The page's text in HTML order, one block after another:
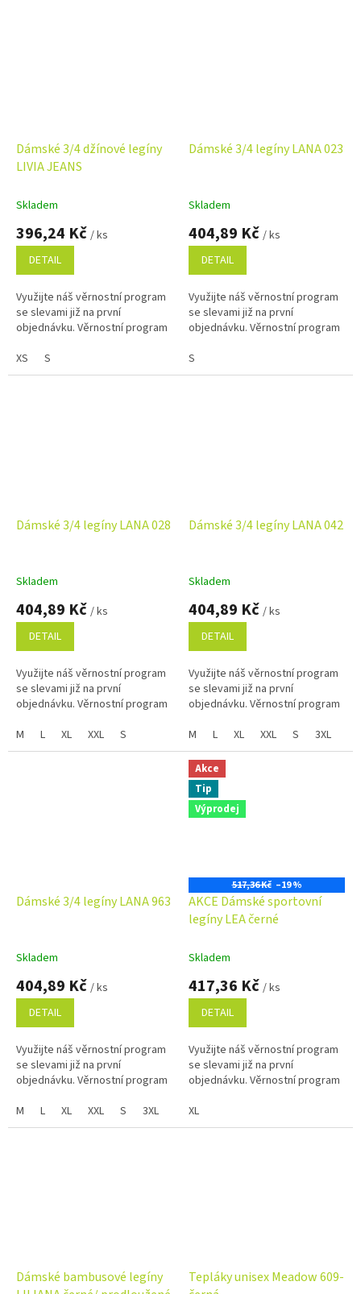
Dámské 3/4 džínové legíny
LIVIA JEANS
Skladem
396,24 Kč / ks
DETAIL
Využijte náš věrnostní program
se slevami již na první
objednávku. Věrnostní program
XS
S
Dámské 3/4 legíny LANA 023
Skladem
404,89 Kč / ks
DETAIL
Využijte náš věrnostní program
se slevami již na první
objednávku. Věrnostní program
S
Dámské 3/4 legíny LANA 028
Skladem
404,89 Kč / ks
DETAIL
Využijte náš věrnostní program
se slevami již na první
objednávku. Věrnostní program
M
L XL XXL S
Dámské 3/4 legíny LANA 042
Skladem
404,89 Kč / ks
DETAIL
Využijte náš věrnostní program
se slevami již na první
objednávku. Věrnostní program
M
L XL XXL S 3XL
Dámské 3/4 legíny LANA 963
Skladem
404,89 Kč / ks
DETAIL
Využijte náš věrnostní program
se slevami již na první
objednávku. Věrnostní program
M
L XL XXL S 3XL 4XL
Akce
Tip
Výprodej
517,36 Kč –19 %
AKCE Dámské sportovní
legíny LEA černé
Skladem
417,36 Kč / ks
DETAIL
Využijte náš věrnostní program
se slevami již na první
objednávku. Věrnostní program
XL
Dámské bambusové legíny
Tepláky unisex Meadow 609-